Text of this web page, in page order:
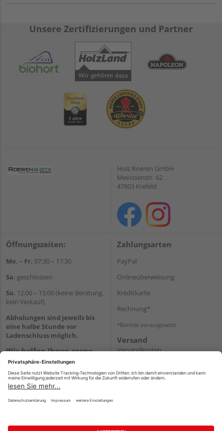
Unsere Zertifizierungen und Partner
Holz Roeren GmbH
Mevissenstr. 62
47803 Krefeld
Öffnungszeiten:
Mo. – Fr. 07:30 – 17:30
Sa. geschlossen
So. 12:00 – 15:00 (keine Beratung,
kein Verkauf)
Abholungen sind jeweils bis
eine halbe Stunde vor
Ladenschluss möglich.
Wir helfen Ihnen gerne
weiter
Tel.:+49 2151 8787-70
E-Mail:onlineshop@holz-
roeren.de
Zahlungsarten
PayPal
Onlineüberweisung
Kreditkarte
Rechnung*
*Bonität vorausgesetzt
Versand
Versandkosten
Impressum AGB Widerruf Datenschutz